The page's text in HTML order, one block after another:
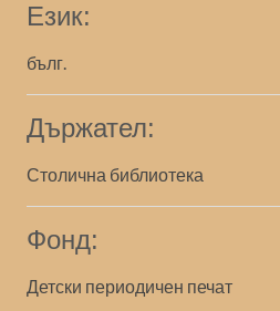
Език:
бълг.
Държател:
Столична библиотека
Фонд:
Детски периодичен печат